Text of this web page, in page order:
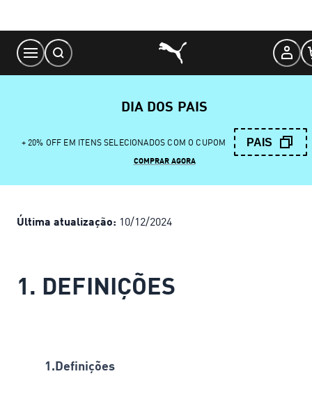
Content
DIA DOS PAIS
+ 20% OFF EM ITENS SELECIONADOS COM O CUPOM PAIS
COMPRAR AGORA
Última atualização: 10/12/2024
1. DEFINIÇÕES
1.Definições